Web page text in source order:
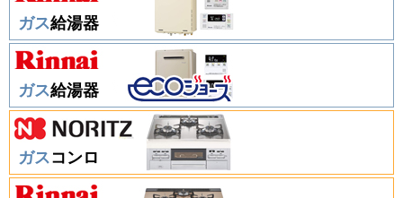
ガス給湯器
ガス給湯器
ガスコンロ